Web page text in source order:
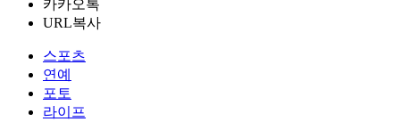
카카오톡
URL복사
스포츠
연예
포토
라이프